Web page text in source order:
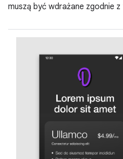
muszą być wdrażane zgodnie